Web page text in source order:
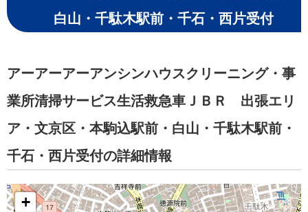
白山・千駄木駅前・千石・西片受付
アーアーアーアンシンハウスクリーニング・事
業所清掃サービス生活救急車ＪＢＲ 出張エリ
ア・文京区・本駒込駅前・白山・千駄木駅前・
千石・西片受付の詳細情報
+